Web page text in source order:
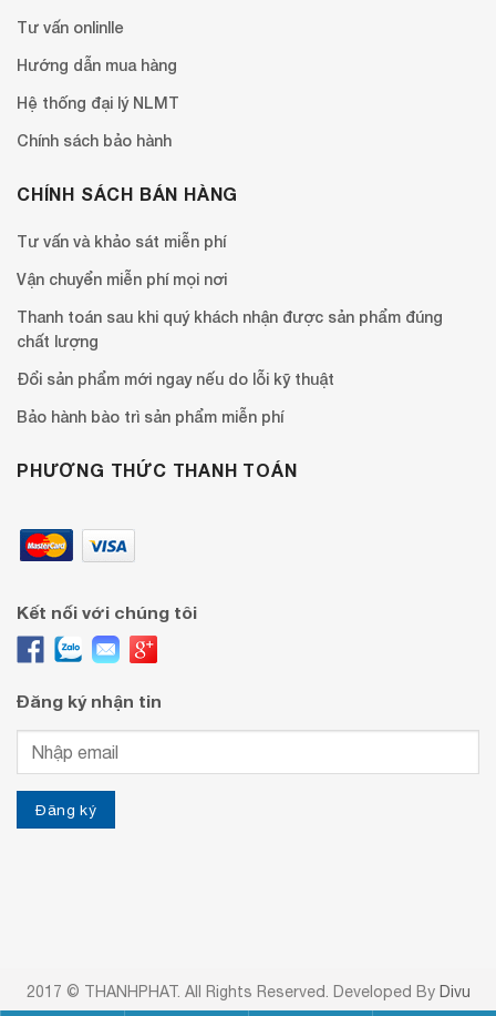
Tư vấn onlinlle
Hướng dẫn mua hàng
Hệ thống đại lý NLMT
Chính sách bảo hành
CHÍNH SÁCH BÁN HÀNG
Tư vấn và khảo sát miễn phí
Vận chuyển miễn phí mọi nơi
Thanh toán sau khi quý khách nhận được sản phẩm đúng
chất lượng
Đổi sản phẩm mới ngay nếu do lỗi kỹ thuật
Bảo hành bào trì sản phẩm miễn phí
PHƯƠNG THỨC THANH TOÁN
Kết nối với chúng tôi
Đăng ký nhận tin
2017 © THANHPHAT. All Rights Reserved. Developed By Divu